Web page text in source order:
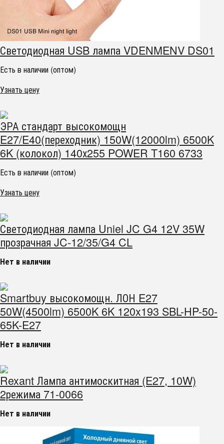
Светодиодная USB лампа VDENMENV DS01
Есть в наличии (оптом)
Узнать цену
ЭРА стандарт высокомощн
E27/E40(переходник) 150W(12000lm) 6500K
6K (колокол) 140х255 POWER T160 6733
Есть в наличии (оптом)
Узнать цену
Светодиодная лампа Uniel JC G4 12V 35W
прозрачная JC-12/35/G4 CL
Нет в наличии
Smartbuy высокомощн. ЛОН E27
50W(4500lm) 6500K 6K 120x193 SBL-HP-50-
65K-E27
Нет в наличии
Rexant Лампа антимоскитная (E27, 10W)
2режима 71-0066
Нет в наличии